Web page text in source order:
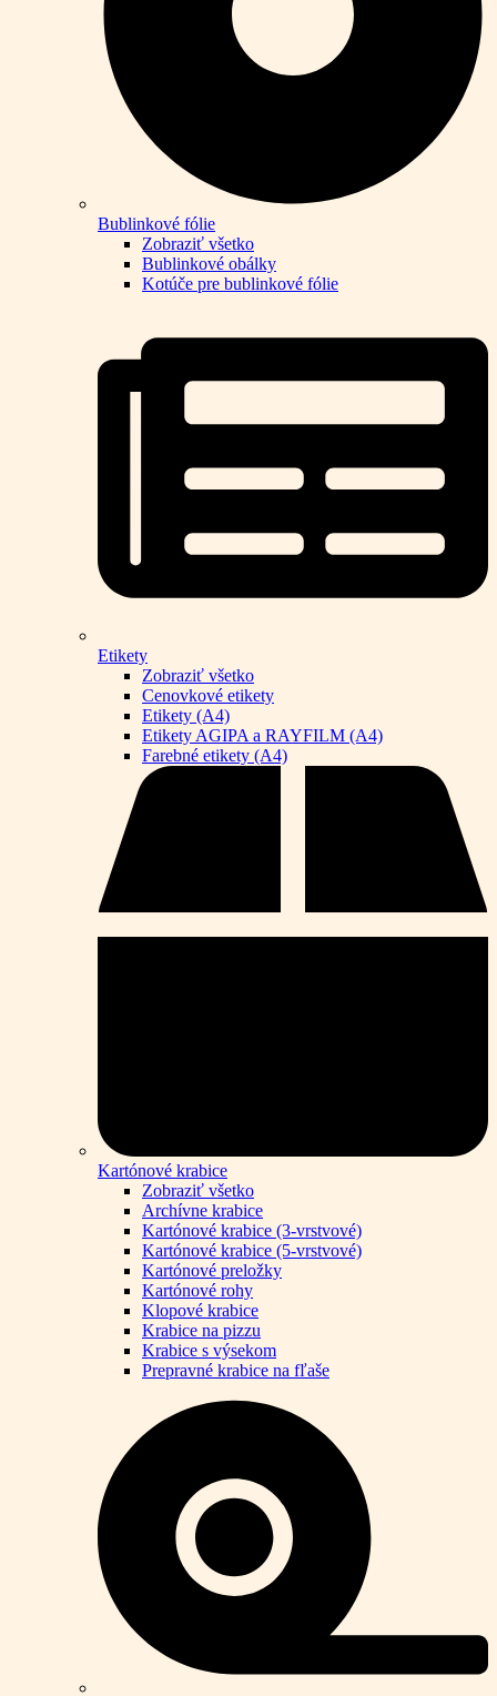
Bublinkové fólie
Zobraziť všetko
Bublinkové obálky
Kotúče pre bublinkové fólie
Etikety
Zobraziť všetko
Cenovkové etikety
Etikety (A4)
Etikety AGIPA a RAYFILM (A4)
Farebné etikety (A4)
Kartónové krabice
Zobraziť všetko
Archívne krabice
Kartónové krabice (3-vrstvové)
Kartónové krabice (5-vrstvové)
Kartónové preložky
Kartónové rohy
Klopové krabice
Krabice na pizzu
Krabice s výsekom
Prepravné krabice na fľaše